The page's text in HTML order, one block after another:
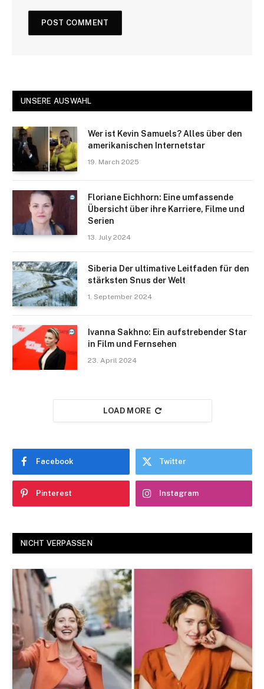
UNSERE AUSWAHL
Wer ist Kevin Samuels? Alles über den
amerikanischen Internetstar
19. March 2025
Floriane Eichhorn: Eine umfassende
Übersicht über ihre Karriere, Filme und
Serien
13. July 2024
Siberia Der ultimative Leitfaden für den
stärksten Snus der Welt
1. September 2024
Ivanna Sakhno: Ein aufstrebender Star
in Film und Fernsehen
23. April 2024
LOAD MORE
Facebook Twitter
Pinterest Instagram
NICHT VERPASSEN